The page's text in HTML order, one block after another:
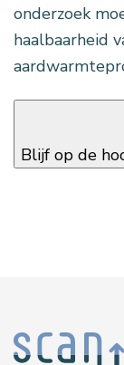
onderzoek
haalbaarheid
Blijf op de